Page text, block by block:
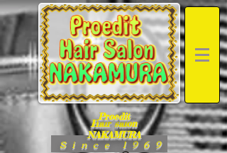
Since 1969
Hair salon
NAKAMURA
Proedit